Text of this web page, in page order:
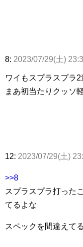
8: 2023/07/29(土)
ワイもスプラスプラ
まあ初当たりクッソ
12: 2023/07/29(土)
>>8
スプラスプラ打った
てるよな
スペックを間違えてる